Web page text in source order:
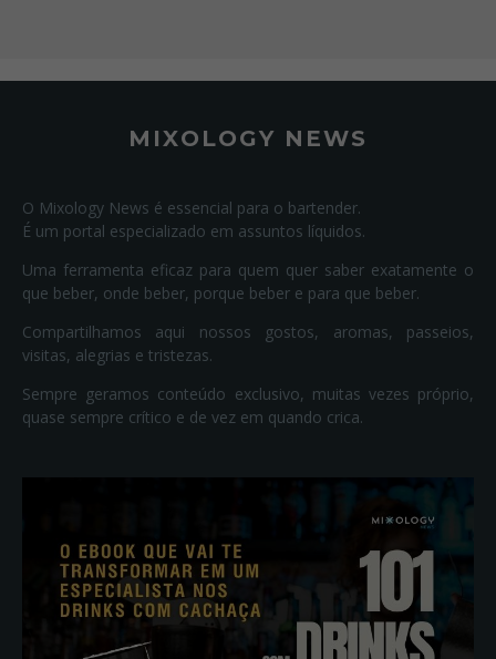
MIXOLOGY NEWS
O Mixology News é essencial para o bartender.
É um portal especializado em assuntos líquidos.
Uma ferramenta eficaz para quem quer saber exatamente o
que beber, onde beber, porque beber e para que beber.
Compartilhamos aqui nossos gostos, aromas, passeios,
visitas, alegrias e tristezas.
Sempre geramos conteúdo exclusivo, muitas vezes próprio,
quase sempre crítico e de vez em quando crica.